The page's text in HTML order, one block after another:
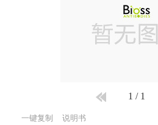
1 / 1
一键复制 说明书